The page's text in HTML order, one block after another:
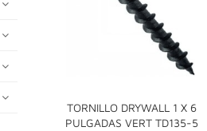
TORNILLO DRYWALL 1 X 6
PULGADAS VERT TD135-5
